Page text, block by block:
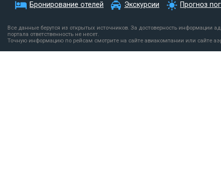
Бронирование отелей Экскурсии Прогноз
Все данные берутся из открытых источников. За достоверность информации
портала ответственность не несет.
Точную информацию по рейсам смотрите на сайте авиакомпании или сайте